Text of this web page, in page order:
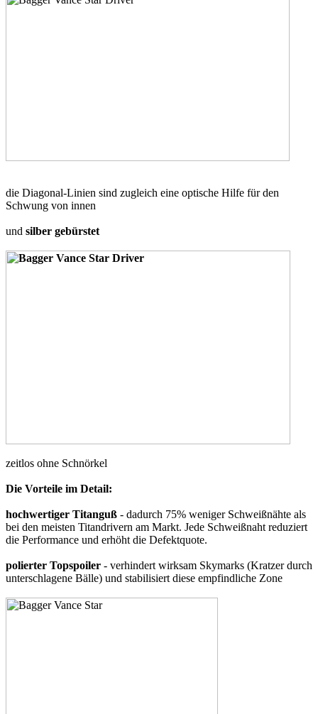
die Diagonal-Linien sind zugleich eine optische Hilfe für den
Schwung von innen
und silber gebürstet
zeitlos ohne Schnörkel
Die Vorteile im Detail:
hochwertiger Titanguß - dadurch 75% weniger Schweißnähte als
bei den meisten Titandrivern am Markt. Jede Schweißnaht reduziert
die Performance und erhöht die Defektquote.
polierter Topspoiler - verhindert wirksam Skymarks (Kratzer durch
unterschlagene Bälle) und stabilisiert diese empfindliche Zone